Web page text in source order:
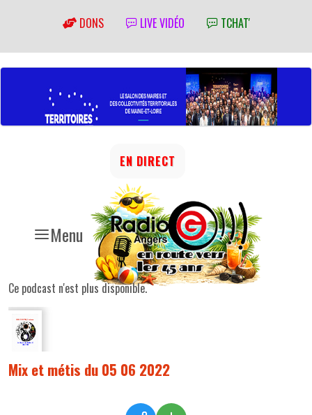
DONS LIVE VIDÉO TCHAT'
Menu
EN DIRECT
Ce podcast n'est plus disponible.
Mix et métis du 05 06 2022